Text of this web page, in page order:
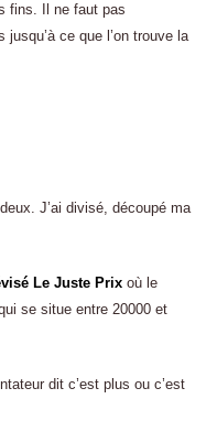
fins. Il ne faut pas
ce que l’on trouve la
J’ai divisé, découpé ma
Le Juste Prix où le
se situe entre 20000 et
dit c’est plus ou c’est